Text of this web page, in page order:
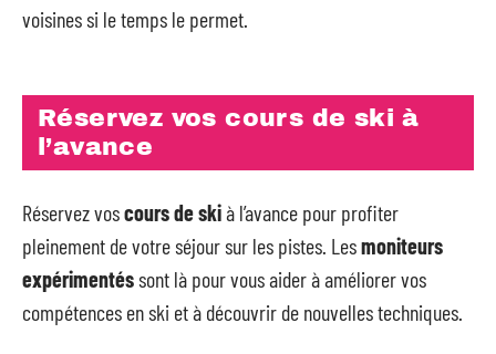
voisines si le temps le permet.
Réservez vos cours de ski à
l’avance
Réservez voscours de skià l’avance pour profiter
pleinement de votre séjour sur les pistes. Lesmoniteurs
expérimentéssont là pour vous aider à améliorer vos
compétences en ski et à découvrir de nouvelles techniques.